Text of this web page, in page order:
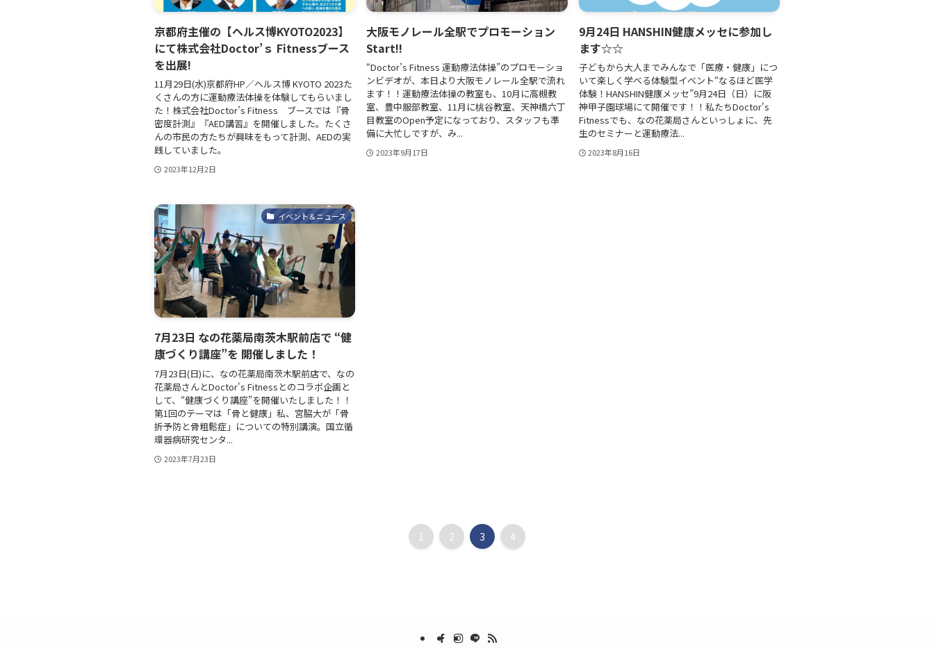
京都府主催の【ヘルス博KYOTO2023】
にて株式会社Doctor’ｓ Fitnessブース
を出展!
11月29日(水)京都府HP／ヘルス博 KYOTO 2023た
くさんの方に運動療法体操を体験してもらいまし
た！株式会社Doctor’s Fitness ブースでは『骨
密度計測』『AED講習』を開催しました。たくさ
んの市民の方たちが興味をもって計測、AEDの実
践していました。
2023年12月2日
大阪モノレール全駅でプロモーション
Start!!
“Doctor’s Fitness 運動療法体操”のプロモーショ
ンビデオが、本日より大阪モノレール全駅で流れ
ます！！運動療法体操の教室も、10月に高槻教
室、豊中服部教室、11月に桃谷教室、天神橋六丁
目教室のOpen予定になっており、スタッフも準
備に大忙しですが、み...
2023年9月17日
9月24日 HANSHIN健康メッセに参加し
ます☆☆
子どもから大人までみんなで「医療・健康」につ
いて楽しく学べる体験型イベント“なるほど医学
体験！HANSHIN健康メッセ”9月24日（日）に阪
神甲子園球場にて開催です！！私たちDoctor's
Fitnessでも、なの花薬局さんといっしょに、先
生のセミナーと運動療法...
2023年8月16日
イベント＆ニュース
7月23日 なの花薬局南茨木駅前店で “健
康づくり講座”を 開催しました！
7月23日(日)に、なの花薬局南茨木駅前店で、なの
花薬局さんとDoctor's Fitnessとのコラボ企画と
して、“健康づくり講座”を開催いたしました！！
第1回のテーマは「骨と健康」私、宮脇大が「骨
折予防と骨粗鬆症」についての特別講演。国立循
環器病研究センタ...
2023年7月23日
1 2 3 4